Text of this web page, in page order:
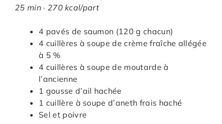
25 min · 270 kcal/part
4 pavés de saumon (120 g chacun)
4 cuillères à soupe de crème fraîche allégée
à 5 %
4 cuillères à soupe de moutarde à
l’ancienne
1 gousse d’ail hachée
1 cuillère à soupe d’aneth frais haché
Sel et poivre